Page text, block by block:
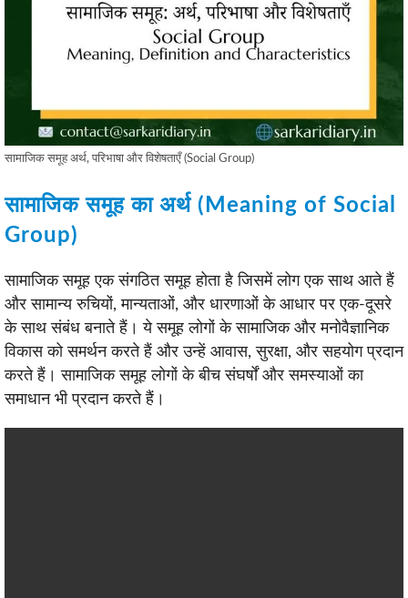
सामाजिक समूह अर्थ, परिभाषा और विशेषताएँ (Social Group)
सामाजिक समूह का अर्थ (Meaning of Social
Group)
सामाजिक समूह एक संगठित समूह होता है जिसमें लोग एक साथ आते हैं
और सामान्य रुचियों, मान्यताओं, और धारणाओं के आधार पर एक-दूसरे
के साथ संबंध बनाते हैं। ये समूह लोगों के सामाजिक और मनोवैज्ञानिक
विकास को समर्थन करते हैं और उन्हें आवास, सुरक्षा, और सहयोग प्रदान
करते हैं। सामाजिक समूह लोगों के बीच संघर्षों और समस्याओं का
समाधान भी प्रदान करते हैं।